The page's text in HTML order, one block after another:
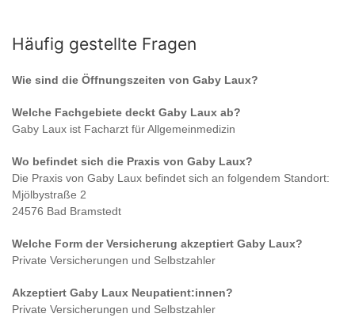
Häufig gestellte Fragen
Wie sind die Öffnungszeiten von Gaby Laux?
Welche Fachgebiete deckt Gaby Laux ab?
Gaby Laux ist Facharzt für Allgemeinmedizin
Wo befindet sich die Praxis von Gaby Laux?
Die Praxis von Gaby Laux befindet sich an folgendem Standort:
Mjölbystraße 2
24576 Bad Bramstedt
Welche Form der Versicherung akzeptiert Gaby Laux?
Private Versicherungen und Selbstzahler
Akzeptiert Gaby Laux Neupatient:innen?
Private Versicherungen und Selbstzahler